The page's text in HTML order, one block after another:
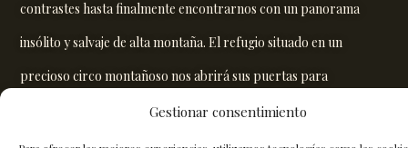
Gestionar consentimiento
contrastes hasta finalmente encontrarnos con un panorama
insólito y salvaje de alta montaña. El refugio situado en un
precioso circo montañoso nos abrirá sus puertas para
acogernos. Disfrutaremos de un bonito atardecer, comeremos
una rica cena y descansaremos para la aventura que nos depara